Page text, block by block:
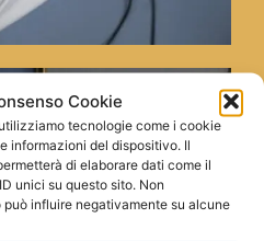
Cookie
tecnologie come i cookie
informazioni del dispositivo. Il
di elaborare dati come il
unici su questo sito. Non
influire negativamente su alcune